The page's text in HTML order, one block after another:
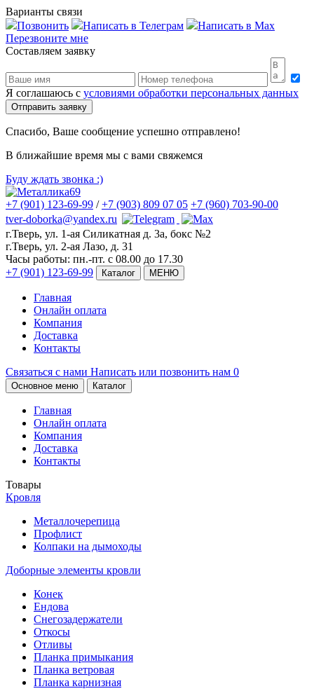
Варианты связи
Позвонить
Написать в Телеграм
Написать в Max
Перезвоните мне
Составляем заявку
Я соглашаюсь с условиями обработки персональных данных
Спасибо, Ваше сообщение успешно отправлено!
В ближайшие время мы с вами свяжемся
Буду ждать звонка :)
+7 (901) 123-69-99 /+7 (903) 809 07 05 +7 (960) 703-90-00
tver-doborka@yandex.ru
г.Тверь, ул. 1-ая Силикатная д. 3а, бокс №2
г.Тверь, ул. 2-ая Лазо, д. 31
Часы работы: пн.-пт. с 08.00 до 17.30
+7 (901) 123-69-99
Каталог МЕНЮ
Главная
Онлайн оплата
Компания
Доставка
Контакты
Связаться с нами Написать или позвонить нам 0
Основное меню Каталог
Главная
Онлайн оплата
Компания
Доставка
Контакты
Товары
Кровля
Металлочерепица
Профлист
Колпаки на дымоходы
Доборные элементы кровли
Конек
Ендова
Снегозадержатели
Откосы
Отливы
Планка примыкания
Планка ветровая
Планка карнизная